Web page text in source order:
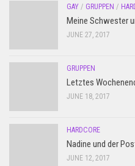
GAY / GRUPPEN /
Meine Schwester
JUNE 27, 2017
GRUPPEN
Letztes
JUNE 18, 2017
HARDCORE
Nadine und der
JUNE 12, 2017